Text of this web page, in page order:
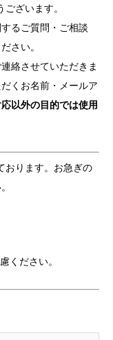
ざいます。
るご質問・ご相談
さい。
絡させていただきま
くお名前・メールア
以外の目的では使用
おります。お急ぎの
ください。